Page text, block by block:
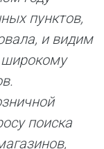
пунктов,
и видим
широкому
поиска